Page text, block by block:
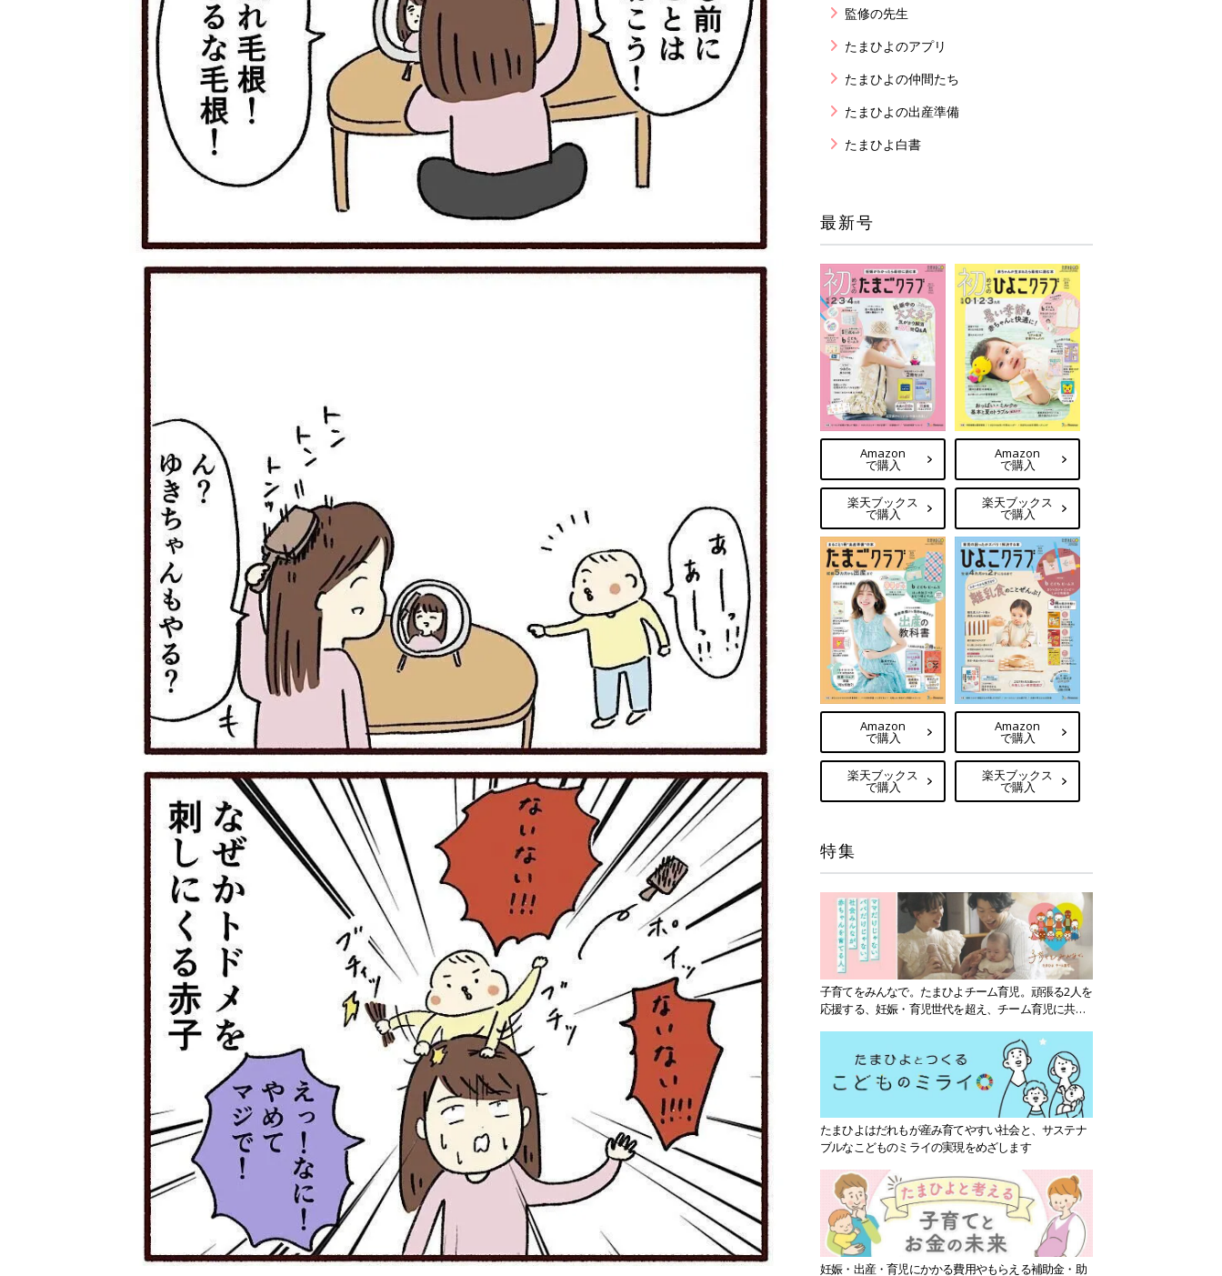
監修の先生
たまひよのアプリ
たまひよの仲間たち
たまひよの出産準備
たまひよ白書
最新号
Amazon
で購入
楽天ブックス
で購入
Amazon
で購入
楽天ブックス
で購入
Amazon
で購入
楽天ブックス
で購入
Amazon
で購入
楽天ブックス
で購入
特集
子育てをみんなで。たまひよチーム育児。頑張る2人を
応援する、妊娠・育児世代を超え、チーム育児に共感
たまひよはだれもが産み育てやすい社会と、サステナ
ブルなこどものミライの実現をめざします
妊娠・出産・育児にかかる費用やもらえる補助金・助